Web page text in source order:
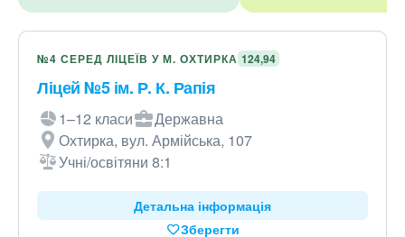
№4 СЕРЕД ЛІЦЕЇВ У М. ОХТИРКА 124,94
Ліцей №5 ім. Р. К. Рапія
1–12 класи
Державна
Охтирка, вул. Армійська, 107
Учні/освітяни 8:1
Детальна інформація
Зберегти